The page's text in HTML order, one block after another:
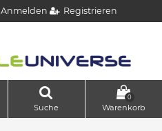
Anmelden Registrieren
Suche
0
Warenkorb